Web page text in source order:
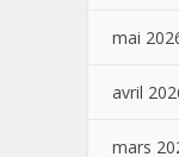
mai
avril
mars